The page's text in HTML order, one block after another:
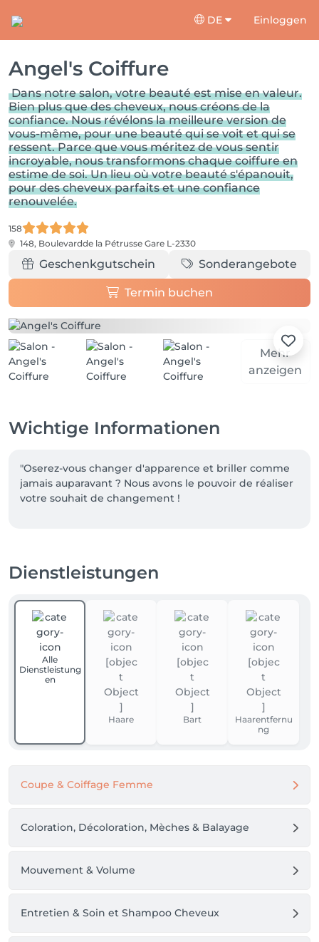
DE Einloggen
Angel's Coiffure
Dans notre salon, votre beauté est mise en valeur.
Bien plus que des cheveux, nous créons de la
confiance. Nous révélons la meilleure version de
vous-même, pour une beauté qui se voit et qui se
ressent. Parce que vous méritez de vous sentir
incroyable, nous transformons chaque coiffure en
estime de soi. Un lieu où votre beauté s'épanouit,
pour des cheveux parfaits et une confiance
renouvelée.
158
148, Boulevardde la Pétrusse Gare L-2330
Geschenkgutschein Sonderangebote
Termin buchen
Mehr
anzeigen
Wichtige Informationen
"Oserez-vous changer d'apparence et briller comme
jamais auparavant ? Nous avons le pouvoir de réaliser
votre souhait de changement !
Dienstleistungen
Alle
Dienstleistung
en
Haare Bart
Haarentfernu
ng
Coupe & Coiffage Femme
Coloration, Décoloration, Mèches & Balayage
Mouvement & Volume
Entretien & Soin et Shampoo Cheveux